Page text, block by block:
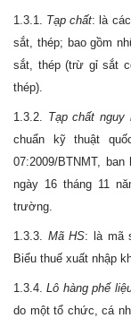
1.3.1. Tạp chất: là
sắt, thép; bao gồm
sắt, thép (trừ gỉ sắt
thép).
1.3.2. Tạp chất nguy
chuẩn kỹ thuật
07:2009/BTNMT,
ngày 16 tháng 11
trường.
1.3.3. Mã HS: là mã
Biểu thuế xuất nhập
1.3.4.Lô hàng phế
do một tổ chức, cá